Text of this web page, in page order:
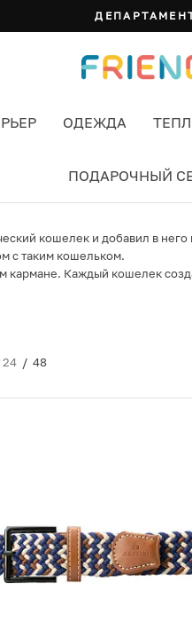
ОДЕЖДА
ПОДАРОЧНЫЙ
кошелек и добавил в
с таким кошельком.
Каждый кошелек
24 / 48